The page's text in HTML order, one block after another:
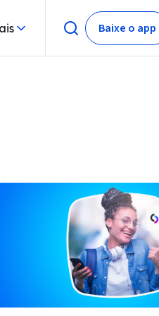
Baixe o app